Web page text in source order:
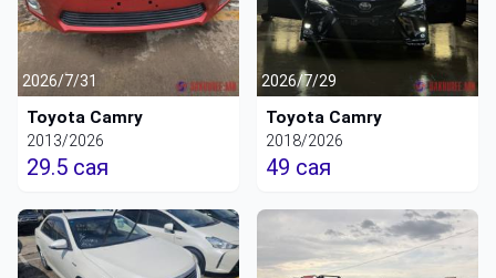
2026/7/31
Toyota Camry
2013/2026
29.5 сая
2026/7/29
Toyota Camry
2018/2026
49 сая